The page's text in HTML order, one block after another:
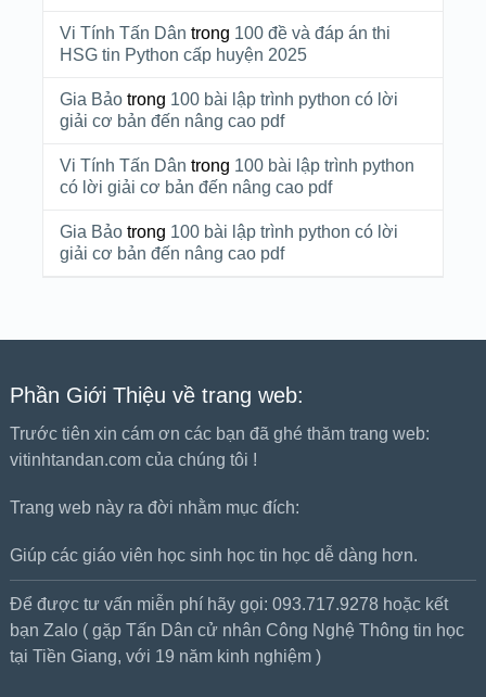
Vi Tính Tấn Dân trong 100 đề và đáp án thi
HSG tin Python cấp huyện 2025
Gia Bảotrong 100 bài lập trình python có lời
giải cơ bản đến nâng cao pdf
Vi Tính Tấn Dân trong 100 bài lập trình python
có lời giải cơ bản đến nâng cao pdf
Gia Bảotrong 100 bài lập trình python có lời
giải cơ bản đến nâng cao pdf
Phần Giới Thiệu về trang web:
Trước tiên xin cám ơn các bạn đã ghé thăm trang web:
vitinhtandan.com của chúng tôi !
Trang web này ra đời nhằm mục đích:
Giúp các giáo viên học sinh học tin học dễ dàng hơn.
Để được tư vấn miễn phí hãy gọi: 093.717.9278 hoặc kết
bạn Zalo ( gặp Tấn Dân cử nhân Công Nghệ Thông tin học
tại Tiền Giang, với 19 năm kinh nghiệm )